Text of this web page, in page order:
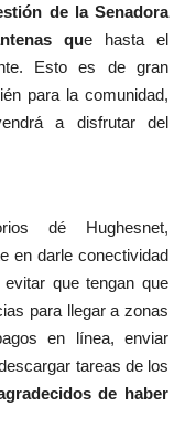
de la Senadora
que hasta el
Esto es de gran
para la comunidad,
a disfrutar del
dé Hughesnet,
en darle conectividad
que tengan que
para llegar a zonas
en línea, enviar
tareas de los
de haber